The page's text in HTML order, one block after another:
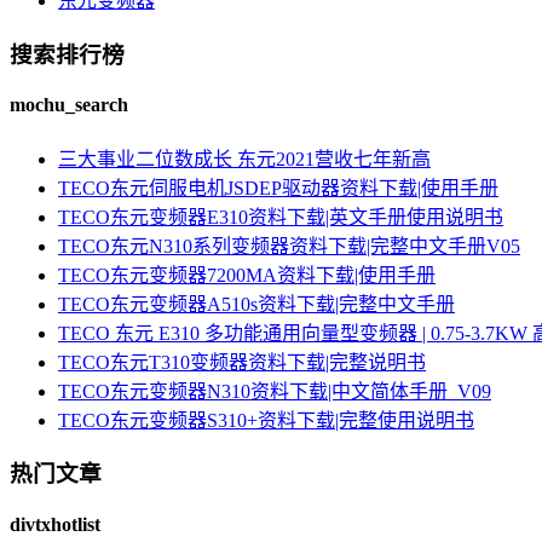
搜索排行榜
mochu_search
三大事业二位数成长 东元2021营收七年新高
TECO东元伺服电机JSDEP驱动器资料下载|使用手册
TECO东元变频器E310资料下载|英文手册使用说明书
TECO东元N310系列变频器资料下载|完整中文手册V05
TECO东元变频器7200MA资料下载|使用手册
TECO东元变频器A510s资料下载|完整中文手册
TECO 东元 E310 多功能通用向量型变频器 | 0.75-3.7KW
TECO东元T310变频器资料下载|完整说明书
TECO东元变频器N310资料下载|中文简体手册_V09
TECO东元变频器S310+资料下载|完整使用说明书
热门文章
divtxhotlist